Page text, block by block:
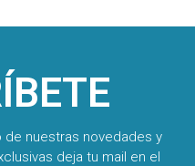
nuestras novedades y
deja tu mail en el